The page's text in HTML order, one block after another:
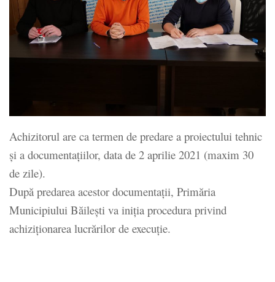
Achizitorul are ca termen de predare a proiectului tehnic
și a documentațiilor, data de 2 aprilie 2021 (maxim 30
de zile).
După predarea acestor documentații, Primăria
Municipiului Băilești va iniția procedura privind
achiziționarea lucrărilor de execuție.